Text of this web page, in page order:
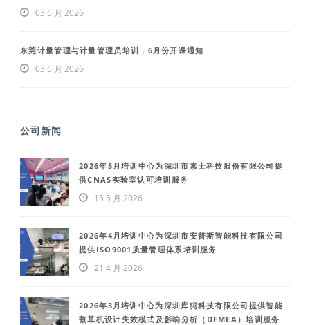
03 6 月 2026
东莞计量管理与计量管理员培训，6月份开课通知
03 6 月 2026
公司新闻
2026年5月培训中心为深圳市素士科技股份有限公司提
供CNAS实验室认可培训服务
15 5 月 2026
2026年4月培训中心为深圳市安普斯智能科技有限公司
提供ISO9001质量管理体系培训服务
21 4 月 2026
2026年3月培训中心为深圳库犸科技有限公司提供智能
割草机设计失效模式及影响分析（DFMEA）培训服务